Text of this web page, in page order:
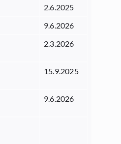
2.6.2025
9.6.2026
2.3.2026
15.9.2025
9.6.2026